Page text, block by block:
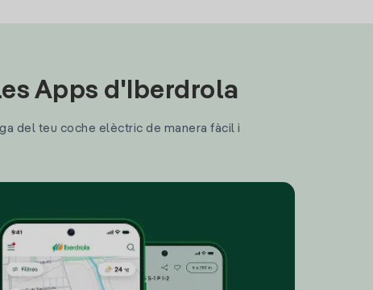
Apps d'Iberdrola
del teu coche elèctric de manera fàcil i